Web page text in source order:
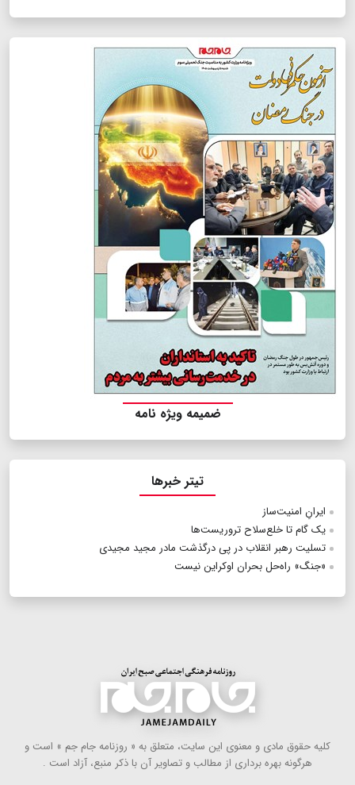
ضمیمه ویژه نامه
تیتر خبرها
ایرانِ امنیت‌ساز
یک گام تا خلع‌سلاح تروریست‌ها
تسلیت رهبر انقلاب در پی درگذشت مادر مجید مجیدی
«جنگ» راه‌حل بحران اوکراین نیست
كلیه حقوق مادی و معنوی این سایت، متعلق به « روزنامه جام جم » است و
هرگونه بهره ‌برداری از مطالب و تصاویر آن با ذكر منبع، آزاد است .